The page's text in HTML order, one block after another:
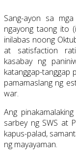
Sang-ayon sa
ngayong taong ito
inilabas noong
at satisfaction
kasabay ng
katanggap-tanggap
pamamaslang ng
war.
Ang
sarbey ng SWS at
kapus-palad,
ng mayayaman.